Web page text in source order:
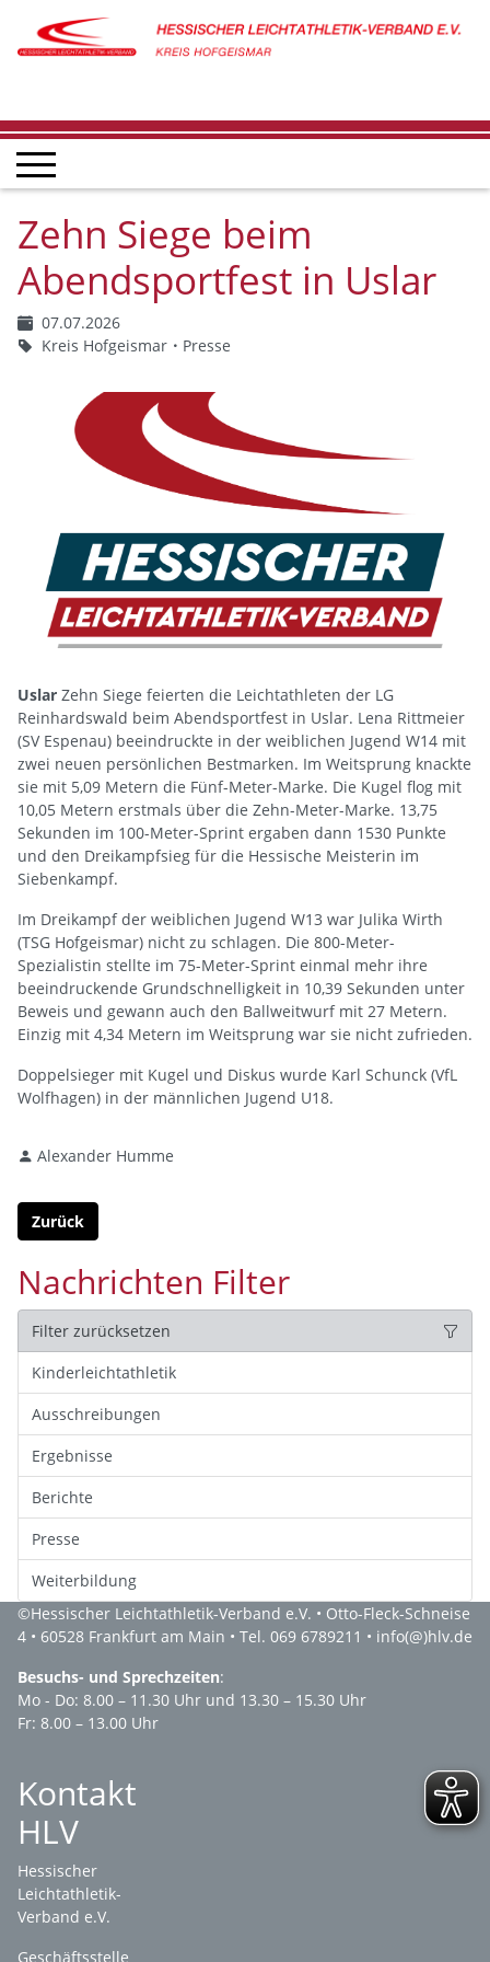
Zehn Siege beim
Abendsportfest in Uslar
07.07.2026
Kreis Hofgeismar
Presse
Uslar Zehn Siege feierten die Leichtathleten der LG
Reinhardswald beim Abendsportfest in Uslar. Lena Rittmeier
(SV Espenau) beeindruckte in der weiblichen Jugend W14 mit
zwei neuen persönlichen Bestmarken. Im Weitsprung knackte
sie mit 5,09 Metern die Fünf-Meter-Marke. Die Kugel flog mit
10,05 Metern erstmals über die Zehn-Meter-Marke. 13,75
Sekunden im 100-Meter-Sprint ergaben dann 1530 Punkte
und den Dreikampfsieg für die Hessische Meisterin im
Siebenkampf.
Im Dreikampf der weiblichen Jugend W13 war Julika Wirth
(TSG Hofgeismar) nicht zu schlagen. Die 800-Meter-
Spezialistin stellte im 75-Meter-Sprint einmal mehr ihre
beeindruckende Grundschnelligkeit in 10,39 Sekunden unter
Beweis und gewann auch den Ballweitwurf mit 27 Metern.
Einzig mit 4,34 Metern im Weitsprung war sie nicht zufrieden.
Doppelsieger mit Kugel und Diskus wurde Karl Schunck (VfL
Wolfhagen) in der männlichen Jugend U18.
Alexander Humme
Zurück
Nachrichten Filter
Filter zurücksetzen
Kinderleichtathletik
Ausschreibungen
Ergebnisse
Berichte
Presse
Weiterbildung
©Hessischer Leichtathletik-Verband e.V. • Otto-Fleck-Schneise
4 • 60528 Frankfurt am Main • Tel. 069 6789211 • info(@)hlv.de
Besuchs- und Sprechzeiten:
Mo - Do: 8.00 – 11.30 Uhr und 13.30 – 15.30 Uhr
Fr: 8.00 – 13.00 Uhr
Kontakt
HLV
Hessischer
Leichtathletik-
Verband e.V.
Geschäftsstelle